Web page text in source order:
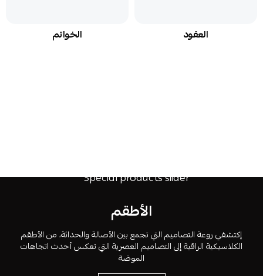
الخواتم العقود
الأطقم
إكتشفي روعة التصاميم التي تجمع بين الأصالة والحداثة، من الأطقم
الكلاسيكية الراقية إلى التصاميم العصرية التي تعكس أحدث اتجاهات
الموضة